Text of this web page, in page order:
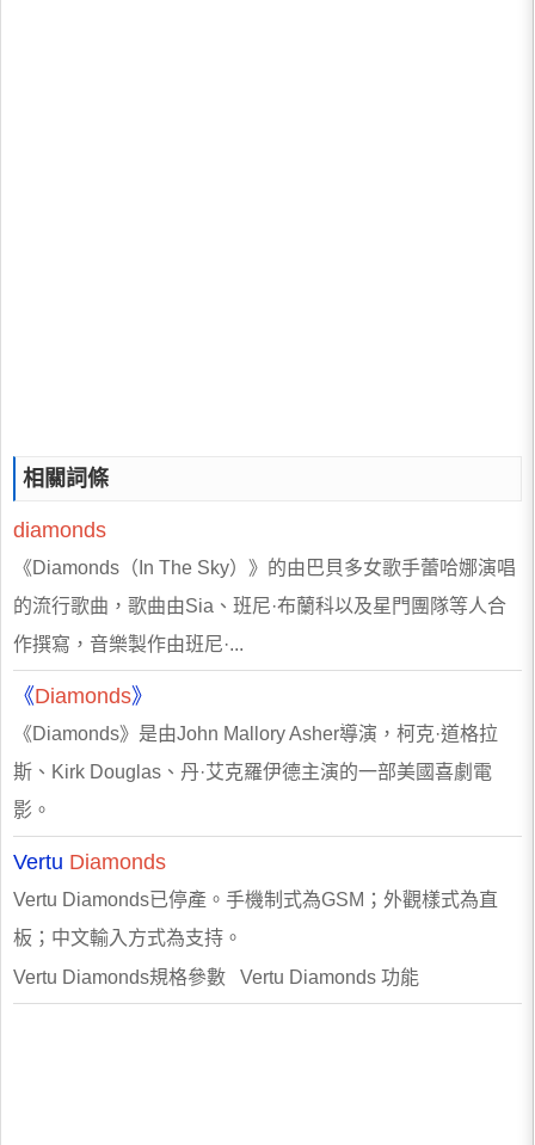
相關詞條
diamonds
《Diamonds（In The Sky）》的由巴貝多女歌手蕾哈娜演唱
的流行歌曲，歌曲由Sia、班尼·布蘭科以及星門團隊等人合
作撰寫，音樂製作由班尼·...
《Diamonds》
《Diamonds》是由John Mallory Asher導演，柯克·道格拉
斯、Kirk Douglas、丹·艾克羅伊德主演的一部美國喜劇電
影。
Vertu Diamonds
Vertu Diamonds已停產。手機制式為GSM；外觀樣式為直
板；中文輸入方式為支持。
Vertu Diamonds規格參數 Vertu Diamonds 功能